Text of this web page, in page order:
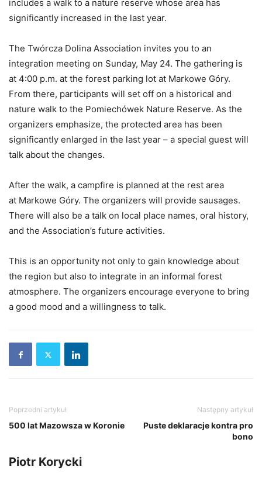
includes a walk to a nature reserve whose area has
significantly increased in the last year.
The Twórcza Dolina Association invites you to an
integration meeting on Sunday, May 24. The gathering is
at 4:00 p.m. at the forest parking lot at Markowe Góry.
From there, participants will set off on a historical and
nature walk to the Pomiechówek Nature Reserve. As the
organizers emphasize, the protected area has been
significantly enlarged in the last year – a special guest will
talk about the changes.
After the walk, a campfire is planned at the rest area
at Markowe Góry. The organizers will provide sausages.
There will also be a talk on local place names, oral history,
and the Association’s future activities.
This is an opportunity not only to gain knowledge about
the region but also to integrate in an informal forest
atmosphere. The organizers encourage everyone to bring
a good mood and a willingness to talk.
Poprzedni artykuł
500 lat Mazowsza w Koronie
Następny artykuł
Puste deklaracje kontra pro
bono
Piotr Korycki